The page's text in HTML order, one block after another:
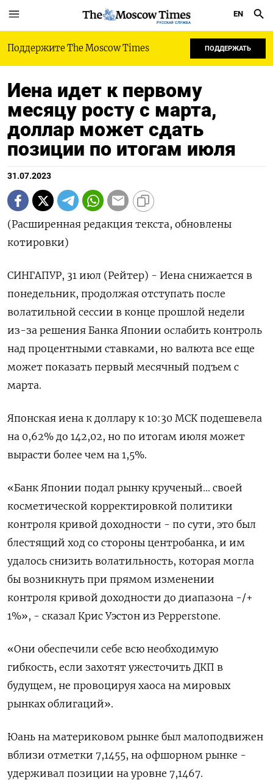
РУССКАЯ СЛУЖБА
EN
Поддержите The Moscow Times ПОДДЕРЖАТЬ
Иена идет к первому
месяцу росту с марта,
доллар может сдать
позиции по итогам июля
31.07.2023
(Расширенная редакция текста, обновлены
котировки)
СИНГАПУР, 31 июл (Рейтер) - Иена снижается в
понедельник, продолжая отступать после
волатильной сессии в конце прошлой недели
из-за решения Банка Японии ослабить контроль
над процентными ставками, но валюта все еще
может показать первый месячный подъем с
марта.
Японская иена к доллару к 10:30 МСК подешевела
на 0,62%​ до 142,02, но по итогам июля может
вырасти более чем на 1,5%.
«Банк Японии подал рынку крученый... своей
косметической корректировкой политики
контроля кривой доходности - по сути, это был
блестящий ход со стороны центробанка, и им
удалось снизить волатильность, которая могла
бы возникнуть при прямом изменении
контроля кривой доходности до диапазона -/+
1%», - сказал Крис Уэстон из Pepperstone.
«Они обеспечили себе всю необходимую
гибкость, если захотят ужесточить ДКП в
будущем, не провоцируя хаоса на мировых
рынках облигаций».
Юань на материковом рынке был малоподвижен
вблизи отметки 7,1455, на офшорном рынке -
удерживал позиции на уровне 7,1467.